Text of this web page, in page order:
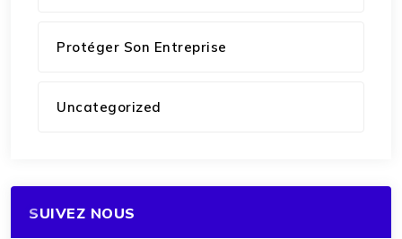
Protéger Son Entreprise
Uncategorized
SUIVEZ NOUS